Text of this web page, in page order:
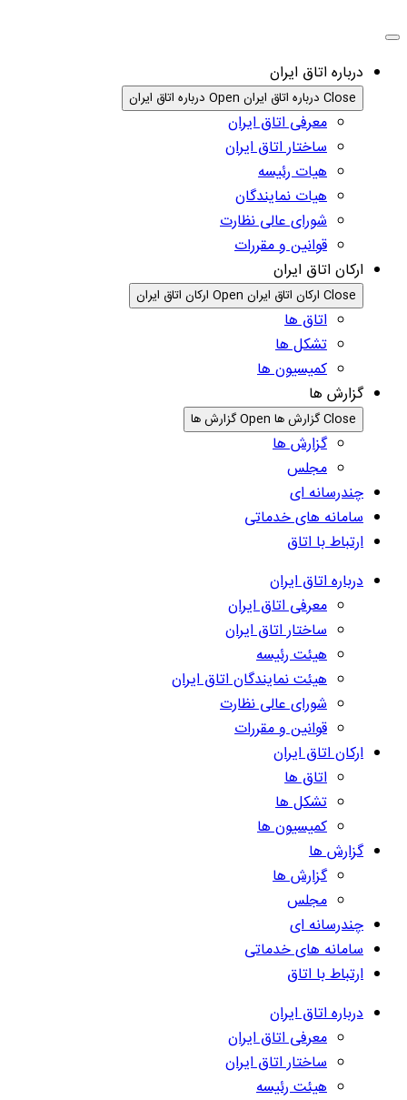
درباره اتاق ایران
Close درباره اتاق ایران Open درباره اتاق ایران
معرفی اتاق ایران
ساختار اتاق ایران
هیات رئیسه
هیات نمایندگان
شورای عالی نظارت
قوانین و مقررات
ارکان اتاق ایران
Close ارکان اتاق ایران Open ارکان اتاق ایران
اتاق ها
تشکل ها
کمیسیون ها
گزارش ها
Close گزارش ها Open گزارش ها
گزارش ها
مجلس
چندرسانه ای
سامانه های خدماتی
ارتباط با اتاق
درباره اتاق ایران
معرفی اتاق ایران
ساختار اتاق ایران
هیئت رئیسه
هیئت نمایندگان اتاق ایران
شورای عالی نظارت
قوانین و مقررات
ارکان اتاق ایران
اتاق ها
تشکل ها
کمیسیون ها
گزارش ها
گزارش ها
مجلس
چندرسانه ای
سامانه های خدماتی
ارتباط با اتاق
درباره اتاق ایران
معرفی اتاق ایران
ساختار اتاق ایران
هیئت رئیسه